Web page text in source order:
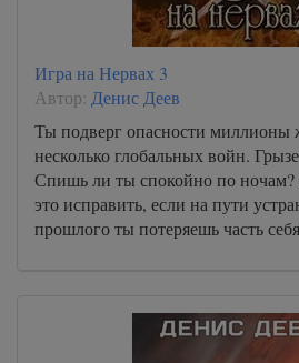
Игра на Нервах 3
Автор: Денис Деев
Ты подверг опасности миллионы
несколько глобальных войн.
Спишь ли ты спокойно по ночам?
это исправить, если на пути
прошлого ты потеряешь часть